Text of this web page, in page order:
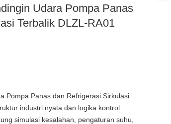
Udara Pompa Panas
Terbalik DLZL-RA01
Pompa Panas dan Refrigerasi Sirkulasi
industri nyata dan logika kontrol
simulasi kesalahan, pengaturan suhu,